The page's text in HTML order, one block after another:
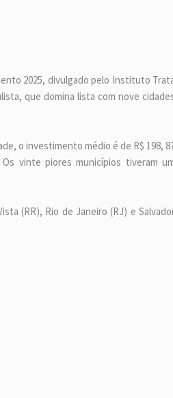
2025, divulgado pelo Instituto
que domina lista com nove
o investimento médio é de R$ 198,
vinte piores municípios tiveram
(RR), Rio de Janeiro (RJ) e